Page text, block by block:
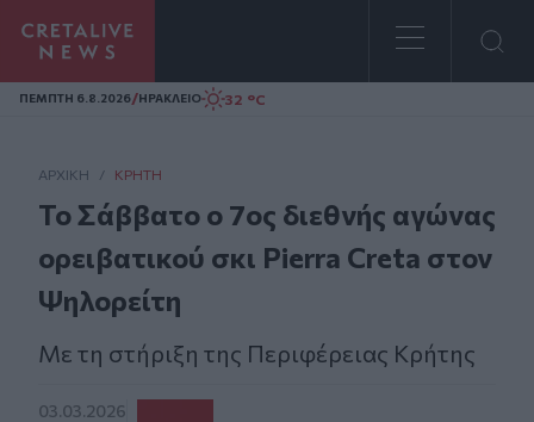
Homepage
ΠΕΜΠΤΗ 6.8.2026/ΗΡΑΚΛΕΙΟ 32 °C
ΑΡΧΙΚΗ / ΚΡΉΤΗ
Το Σάββατο ο 7ος διεθνής αγώνας
ορειβατικού σκι Pierra Creta στον
Ψηλορείτη
Με τη στήριξη της Περιφέρειας Κρήτης
03.03.2026